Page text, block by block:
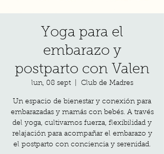
Yoga para el
embarazo y
postparto con Valen
lun, 08 sept
  |
Club de Madres
Un espacio de bienestar y conexión para
embarazadas y mamás con bebés. A través
del yoga, cultivamos fuerza, flexibilidad y
relajación para acompañar el embarazo y
el postparto con conciencia y serenidad.